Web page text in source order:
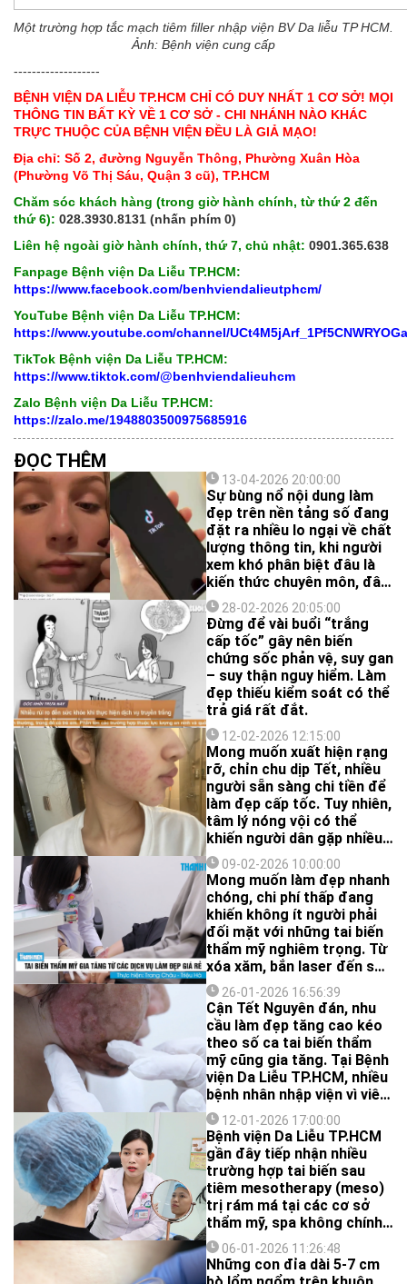
Một trường hợp tắc mạch tiêm filler nhập viện BV Da liễu TP HCM.
Ảnh: Bệnh viện cung cấp
-------------------
BỆNH VIỆN DA LIỄU TP.HCM CHỈ CÓ DUY NHẤT 1 CƠ SỞ! MỌI
THÔNG TIN BẤT KỲ VỀ 1 CƠ SỞ - CHI NHÁNH NÀO KHÁC
TRỰC THUỘC CỦA BỆNH VIỆN ĐỀU LÀ GIẢ MẠO!
Địa chỉ: Số 2, đường Nguyễn Thông, Phường Xuân Hòa
(Phường Võ Thị Sáu, Quận 3 cũ), TP.HCM
Chăm sóc khách hàng (trong giờ hành chính, từ thứ 2 đến
thứ 6): 028.3930.8131 (nhấn phím 0)
Liên hệ ngoài giờ hành chính, thứ 7, chủ nhật: 0901.365.638
Fanpage Bệnh viện Da Liễu TP.HCM:
https://www.facebook.com/benhviendalieutphcm/
YouTube Bệnh viện Da Liễu TP.HCM:
https://www.youtube.com/channel/
TikTok Bệnh viện Da Liễu TP.HCM:
https://www.tiktok.com/@benhviendalieuhcm
Zalo Bệnh viện Da Liễu TP.HCM:
https://zalo.me/1948803500975685916
ĐỌC THÊM
13-04-2026 20:00:00
Sự bùng nổ nội dung làm
đẹp trên nền tảng số đang
đặt ra nhiều lo ngại về chất
lượng thông tin, khi người
xem khó phân biệt đâu là
kiến thức chuyên môn, đâu
là quảng cáo trá hình.
28-02-2026 20:05:00
Đừng để vài buổi “trắng
cấp tốc” gây nên biến
chứng sốc phản vệ, suy gan
– suy thận nguy hiểm. Làm
đẹp thiếu kiểm soát có thể
trả giá rất đắt.
12-02-2026 12:15:00
Mong muốn xuất hiện rạng
rỡ, chỉn chu dịp Tết, nhiều
người sẵn sàng chi tiền để
làm đẹp cấp tốc. Tuy nhiên,
tâm lý nóng vội có thể
khiến người dân gặp nhiều
rủi ro.
09-02-2026 10:00:00
Mong muốn làm đẹp nhanh
chóng, chi phí thấp đang
khiến không ít người phải
đối mặt với những tai biến
thẩm mỹ nghiêm trọng. Từ
xóa xăm, bắn laser đến sử
dụng kem trộn hay can
thiệp thẩm mỹ tại các cơ
sở không đảm bảo chuyên
môn, nhiều trường hợp đã
phải điều trị kéo dài, tốn
kém và chịu ảnh hưởng lâu
dài về sức khỏe lẫn tâm lý.
26-01-2026 16:56:39
Cận Tết Nguyên đán, nhu
cầu làm đẹp tăng cao kéo
theo số ca tai biến thẩm
mỹ cũng gia tăng. Tại Bệnh
viện Da Liễu TP.HCM, nhiều
bệnh nhân nhập viện vì viêm
nhiễm, bỏng da, hoại tử,
sau khi làm đẹp tại các spa
hoặc sử dụng sản phẩm
được quảng cáo “đẹp
không tì vết”.
12-01-2026 17:00:00
Bệnh viện Da Liễu TP.HCM
gần đây tiếp nhận nhiều
trường hợp tai biến sau
tiêm mesotherapy (meso)
trị rám má tại các cơ sở
thẩm mỹ, spa không chính
thống. Bác sĩ cảnh báo
người dân cần cẩn trọng,
không nên tin vào quảng
06-01-2026 11:26:48
Những con đỉa dài 5-7 cm